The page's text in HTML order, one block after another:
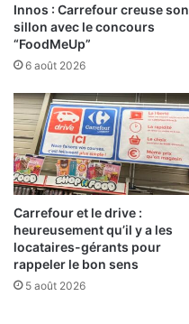
Innos : Carrefour creuse son
sillon avec le concours
“FoodMeUp”
6 août 2026
Carrefour et le drive :
heureusement qu’il y a les
locataires-gérants pour
rappeler le bon sens
5 août 2026